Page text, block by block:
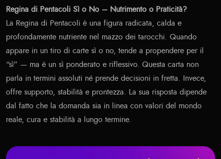
Regina di Pentacoli Sì o No – Nutrimento o Praticità?
La Regina di Pentacoli è una figura radicata, calda e
profondamente nutriente nel mazzo dei tarocchi. Quando
appare in un tiro di carte sì o no, tende a propendere per il
“sì” — ma è un sì ponderato e riflessivo. Questa carta non
parla in termini assoluti né prende decisioni in fretta. Invece,
offre supporto, stabilità e prontezza. La sua risposta dipende
dal fatto che la domanda sia in linea con valori del mondo
reale, cura e stabilità a lungo termine.